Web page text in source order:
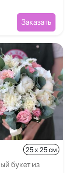
Заказать
25 x 25 см
букет из